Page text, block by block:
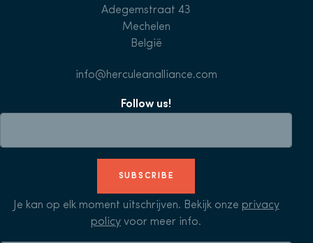
Adegemstraat 43
Mechelen
België
info@herculeanalliance.com
Follow us!
SUBSCRIBE
Je kan op elk moment uitschrijven. Bekijk onze privacy
policy voor meer info.